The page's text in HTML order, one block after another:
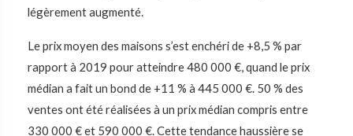
légèrement augmenté.
Le prix moyen des maisons s’est enchéri de +8,5 % par
rapport à 2019 pour atteindre 480 000 €, quand le prix
médian a fait un bond de +11 % à 445 000 €. 50 % des
ventes ont été réalisées à un prix médian compris entre
330 000 € et 590 000 €. Cette tendance haussière se